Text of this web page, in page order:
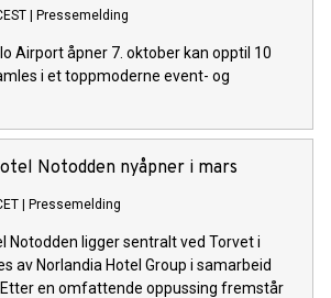
| Pressemelding
Airport åpner 7. oktober kan opptil 10
i et toppmoderne event- og
Notodden nyåpner i mars
| Pressemelding
Notodden ligger sentralt ved Torvet i
av Norlandia Hotel Group i samarbeid
en omfattende oppussing fremstår